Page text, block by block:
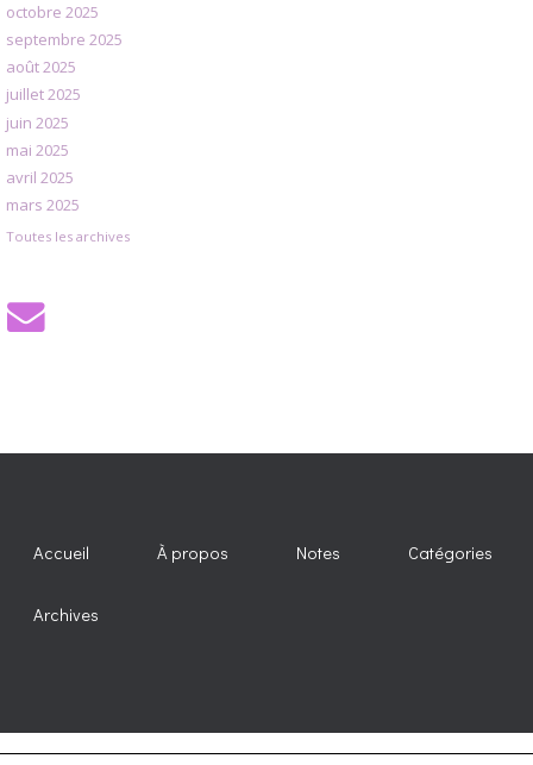
octobre 2025
septembre 2025
août 2025
juillet 2025
juin 2025
mai 2025
avril 2025
mars 2025
Toutes les archives
Accueil À propos Notes Catégories
Archives